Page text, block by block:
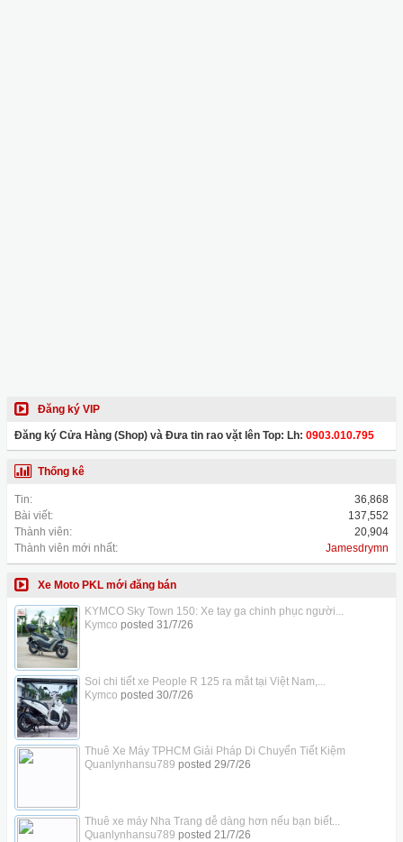
Đăng ký VIP
Đăng ký Cửa Hàng (Shop) và Đưa tin rao vặt lên Top: Lh: 0903.010.795
Thống kê
Tin:
36,868
Bài viết:
137,552
Thành viên:
20,904
Thành viên mới nhất:
Jamesdrymn
Xe Moto PKL mới đăng bán
KYMCO Sky Town 150: Xe tay ga chinh phục người...
Kymco posted 31/7/26
Soi chi tiết xe People R 125 ra mắt tại Việt Nam,...
Kymco posted 30/7/26
Thuê Xe Máy TPHCM Giải Pháp Di Chuyển Tiết Kiệm
Quanlynhansu789 posted 29/7/26
Thuê xe máy Nha Trang dễ dàng hơn nếu bạn biết...
Quanlynhansu789 posted 21/7/26